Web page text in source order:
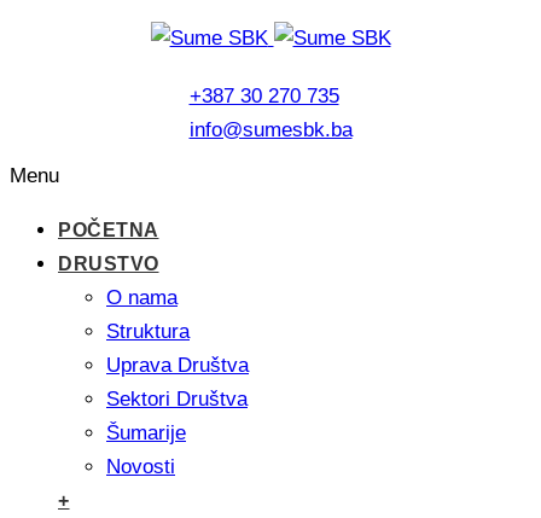
+387 30 270 735
info@sumesbk.ba
Menu
POČETNA
DRUSTVO
O nama
Struktura
Uprava Društva
Sektori Društva
Šumarije
Novosti
+